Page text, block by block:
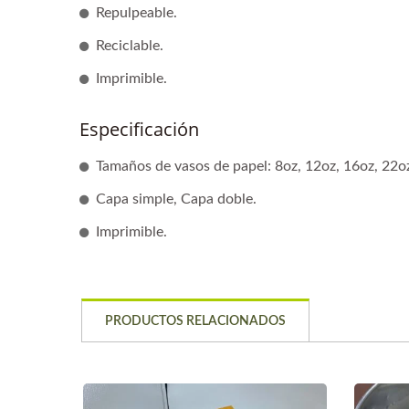
Repulpeable.
Reciclable.
Imprimible.
Especificación
Tamaños de vasos de papel: 8oz, 12oz, 16oz,
Capa simple, Capa doble.
Imprimible.
PRODUCTOS RELACIONADOS